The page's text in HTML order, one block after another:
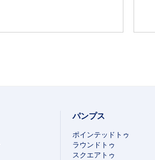
パンプス
ポインテッドトゥ
ラウンドトゥ
スクエアトゥ